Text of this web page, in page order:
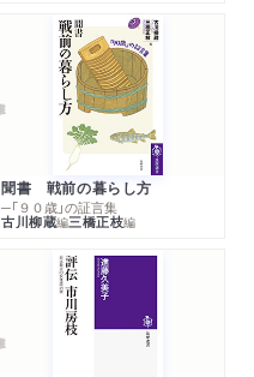
聞書 戦前の暮らし方
─「９０歳」の証言集
古川柳蔵編三橋正枝編